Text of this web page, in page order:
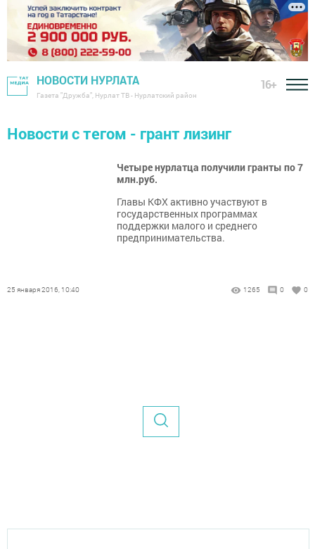
НОВОСТИ НУРЛАТА
Газета "Дружба", Нурлат ТВ - Нурлатский район
16+
Новости с тегом - грант лизинг
Четыре нурлатца получили гранты по 7
млн.руб.
Главы КФХ активно участвуют в
государственных программах
поддержки малого и среднего
предпринимательства.
25 января 2016, 10:40 1265 0 0